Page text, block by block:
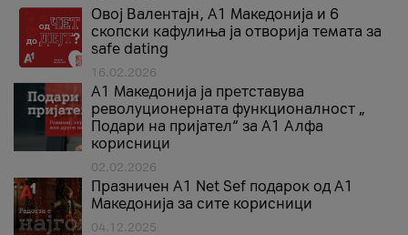
Овој Валентајн, A1 Македонија и 6
скопски кафулиња ја отворија темата за
safe dating
16.02.2026
А1 Македонија ја претставува
револуционерната функционалност „
Подари на пријател“ за А1 Алфа
корисници
02.02.2026
Празничен A1 Net Sеf подарок од А1
Македонија за сите корисници
04.12.2025